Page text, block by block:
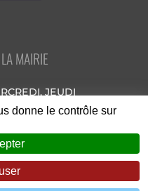
MAIRIE
JEUDI
- 17h00
donne le contrôle sur